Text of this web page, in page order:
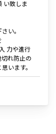
い致しま
い。
力や進行
れ防止の
います。